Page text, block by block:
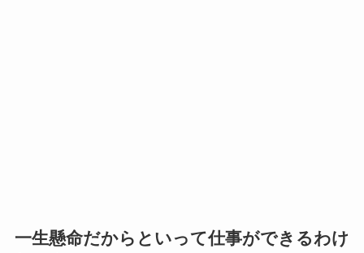
一生懸命だからといって仕事ができるわけ